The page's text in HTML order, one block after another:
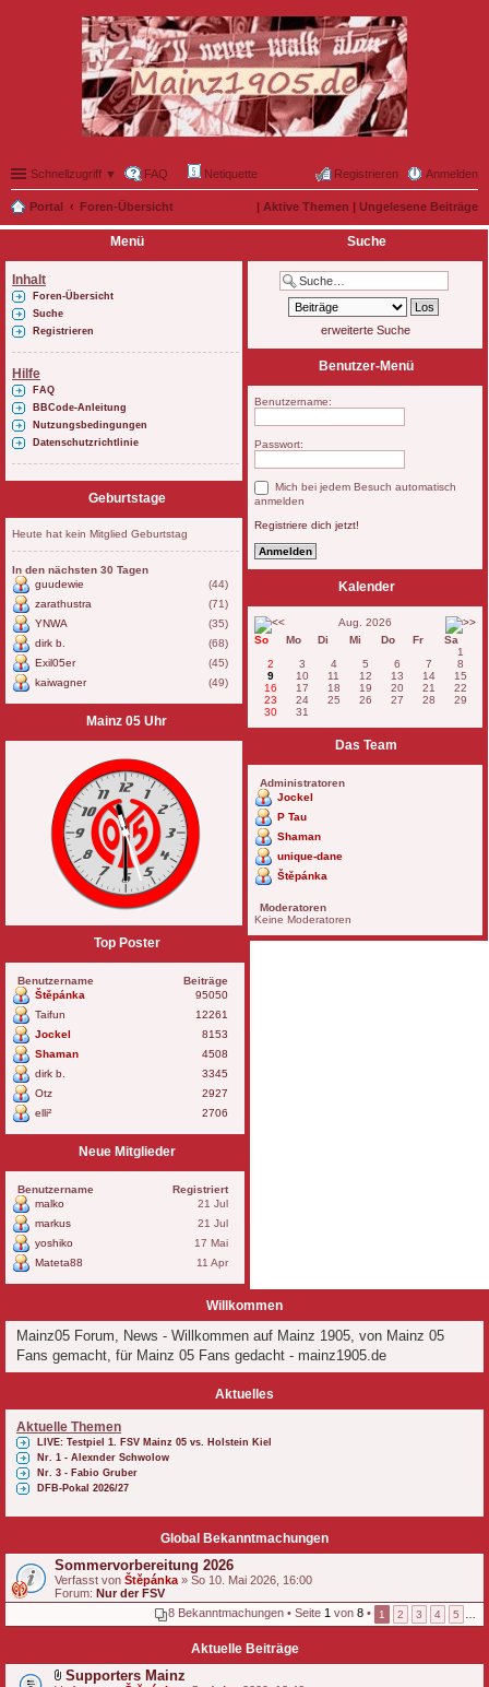
Schnellzugriff ▼ FAQ Netiquette Anmelden
Registrieren
Portal Foren-Übersicht | Aktive Themen | Ungelesene Beiträge
Willkommen
Mainz05 Forum, News - Willkommen auf Mainz 1905, von Mainz 05
Fans gemacht, für Mainz 05 Fans gedacht - mainz1905.de
Aktuelles
Aktuelle Themen
LIVE: Testpiel 1. FSV Mainz 05 vs. Holstein Kiel
Nr. 1 - Alexnder Schwolow
Nr. 3 - Fabio Gruber
DFB-Pokal 2026/27
Global Bekanntmachungen
Sommervorbereitung 2026
Verfasst von Štěpánka » So 10. Mai 2026, 16:00
Forum: Nur der FSV
8 Bekanntmachungen • Seite 1 von 8 • 1 2 3 4 5
Aktuelle Beiträge
Supporters Mainz
Menü
Inhalt
Foren-Übersicht
Suche
Registrieren
Hilfe
FAQ
BBCode-Anleitung
Nutzungsbedingungen
Datenschutzrichtlinie
Geburtstage
Heute hat kein Mitglied Geburtstag
In den nächsten 30 Tagen
guudewie
(44)
zarathustra
(71)
YNWA
(35)
dirk b.
(68)
Exil05er
(45)
kaiwagner
(49)
Mainz 05 Uhr
Top Poster
Benutzername
Beiträge
Štěpánka
95050
Taifun
12261
Jockel
8153
Shaman
4508
dirk b.
3345
Otz
2927
elli²
2706
Neue Mitglieder
Benutzername
Registriert
malko
21 Jul
markus
21 Jul
yoshiko
17 Mai
Mateta88
11 Apr
Suche
erweiterte Suche
Benutzer-Menü
Benutzername:
Passwort:
Mich bei jedem Besuch automatisch
anmelden
Registriere dich jetzt!
Kalender
Aug. 2026
So
Mo Di Mi Do Fr
Sa
1
2
3 4 5 6 7
8
9
10 11 12 13 14
15
16
17 18 19 20 21
22
23
24 25 26 27 28
29
30
31
Das Team
Administratoren
Jockel
P Tau
Shaman
unique-dane
Štěpánka
Moderatoren
Keine Moderatoren